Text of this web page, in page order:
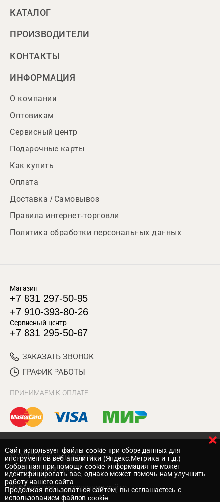
КАТАЛОГ
ПРОИЗВОДИТЕЛИ
КОНТАКТЫ
ИНФОРМАЦИЯ
О компании
Оптовикам
Сервисный центр
Подарочные карты
Как купить
Оплата
Доставка / Самовывоз
Правила интернет-торговли
Политика обработки персональных данных
Магазин
+7 831 297-50-95
+7 910-393-80-26
Сервисный центр
+7 831 295-50-67
ЗАКАЗАТЬ ЗВОНОК
ГРАФИК РАБОТЫ
ПРИНИМАЕМ К ОПЛАТЕ
© 2017 Магазин Хозяин
Нижний Новгород
Вебмеханика — создание сайта
Cайт использует файлы cookie при сборе данных для
инструментов веб-аналитики (Яндекс.Метрика и т.д.)
Собранная при помощи cookie информация не может
идентифицировать вас, однако может помочь нам улучшить
работу нашего сайта.
Продолжая пользоваться сайтом, вы соглашаетесь с
использованием файлов cookie.